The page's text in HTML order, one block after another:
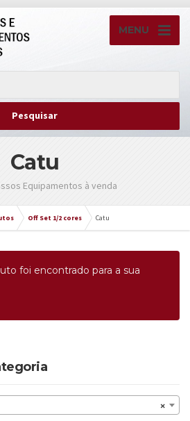
MENU
Catu
Equipamentos à venda
Off Set 1/2 cores Catu
foi encontrado para a sua
×